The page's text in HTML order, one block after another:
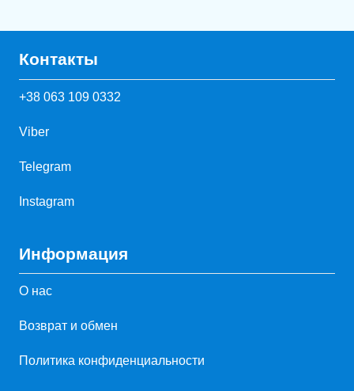
Контакты
+38 063 109 0332
Viber
Telegram
Instagram
Информация
О нас
Возврат и обмен
Политика конфиденциальности